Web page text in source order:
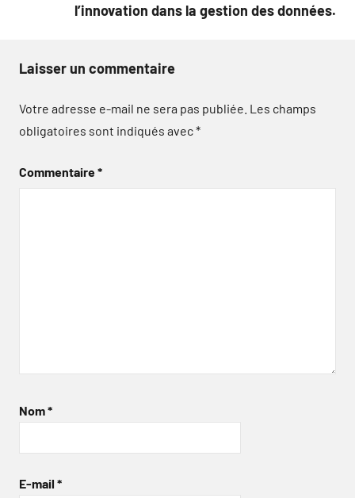
l’innovation dans la gestion des données.
Laisser un commentaire
Votre adresse e-mail ne sera pas publiée. Les champs
obligatoires sont indiqués avec*
Commentaire*
Nom*
E-mail *